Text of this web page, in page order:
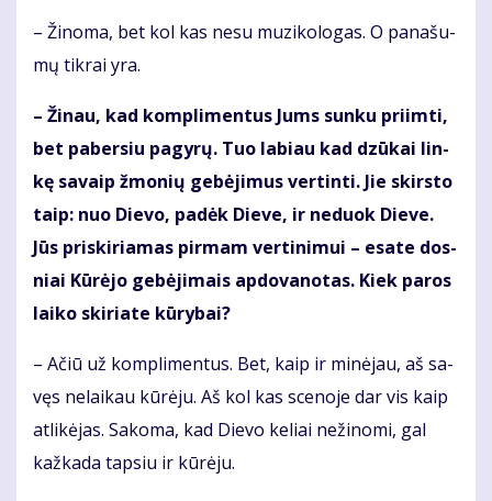
– Ži­no­ma, bet kol kas ne­su mu­zi­ko­lo­gas. O pa­na­šu­
mų tik­rai yra.
– Ži­nau, kad kom­pli­men­tus Jums sun­ku pri­im­ti,
bet pa­ber­siu pa­gy­rų. Tuo la­biau kad dzū­kai lin­
kę sa­vaip žmo­nių ge­bė­ji­mus ver­tin­ti. Jie skirs­to
taip: nuo Die­vo, pa­dėk Die­ve, ir ne­duok Die­ve.
Jūs pri­ski­ria­mas pir­mam ver­ti­ni­mui – esa­te dos­
niai Kū­rė­jo ge­bė­ji­mais ap­do­va­no­tas. Kiek pa­ros
lai­ko ski­ria­te kū­ry­bai?
– Ačiū už kom­pli­men­tus. Bet, kaip ir mi­nė­jau, aš sa­
vęs ne­lai­kau kū­rė­ju. Aš kol kas sce­no­je dar vis kaip
at­li­kė­jas. Sa­ko­ma, kad Die­vo ke­liai ne­ži­no­mi, gal
kaž­ka­da tap­siu ir kū­rė­ju.